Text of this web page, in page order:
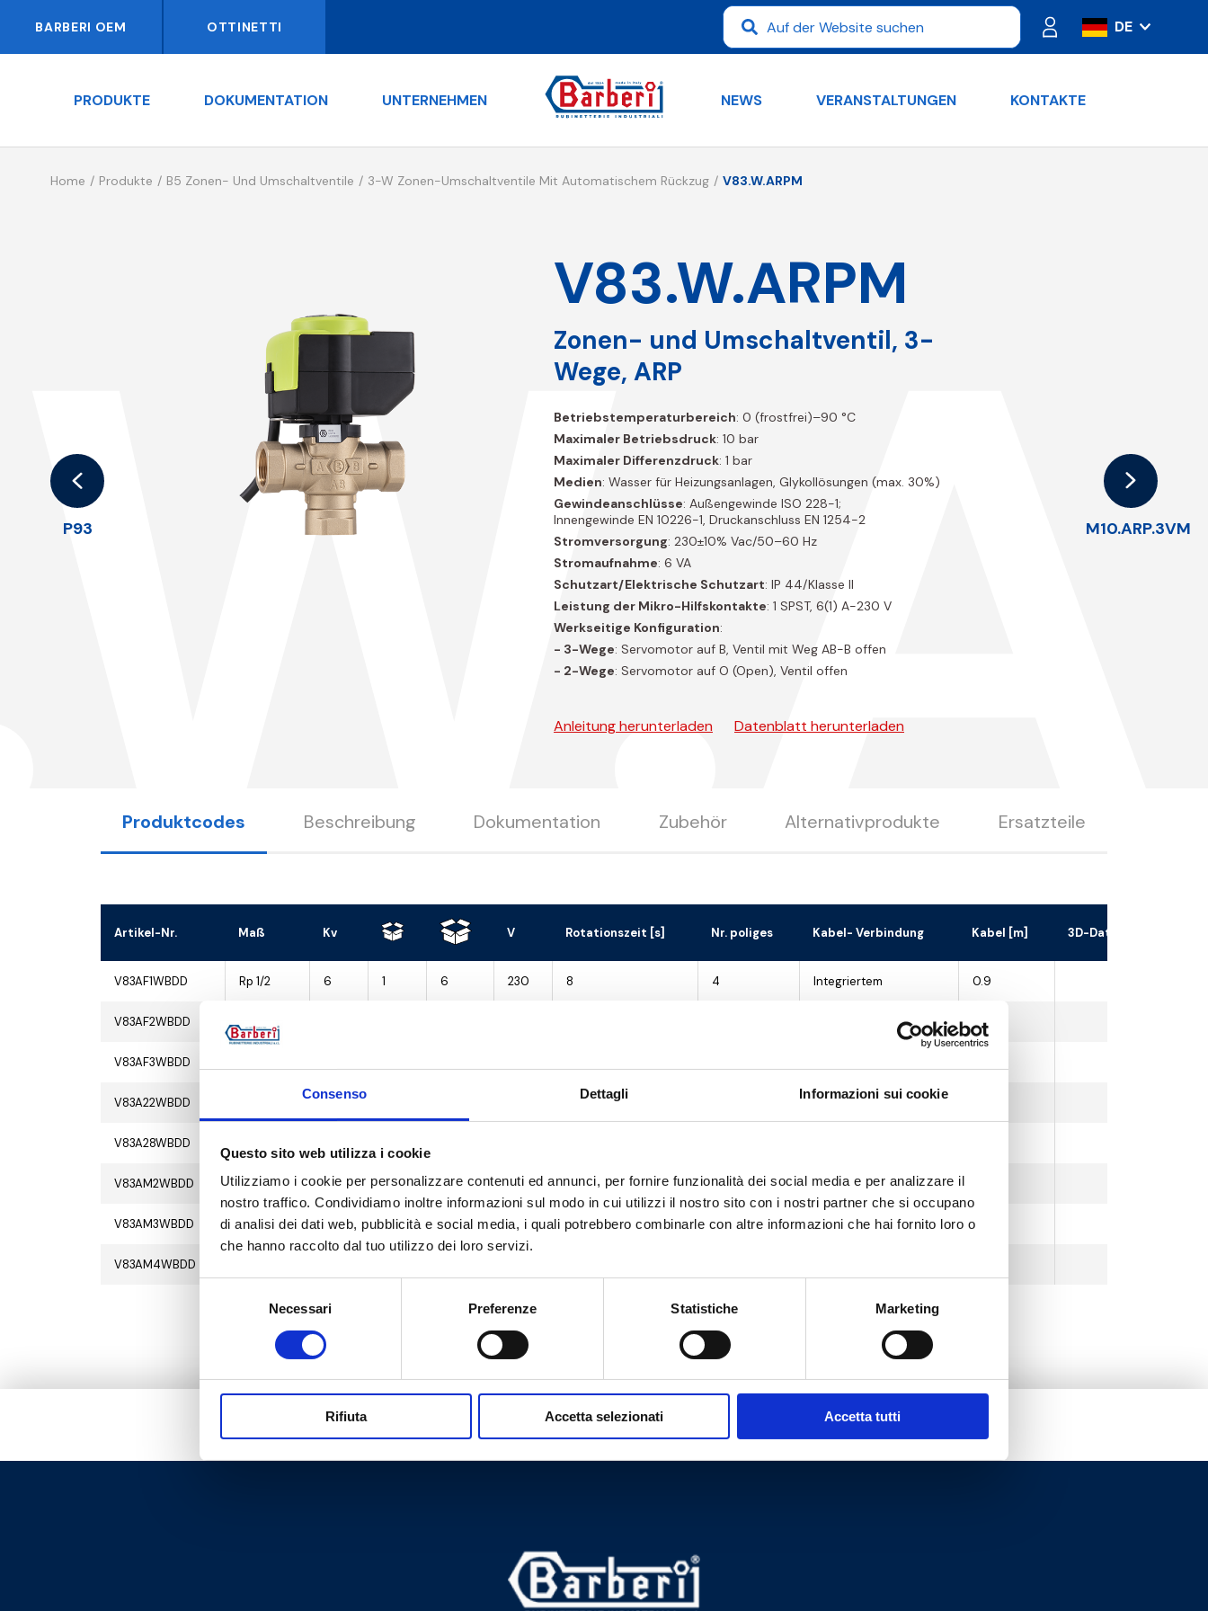
Consenso Dettagli Informazioni sui cookie
Questo sito web utilizza i cookie
Utilizziamo i cookie per personalizzare contenuti ed annunci, per fornire funzionalità dei social media e per analizzare il
nostro traffico. Condividiamo inoltre informazioni sul modo in cui utilizzi il nostro sito con i nostri partner che si occupano
di analisi dei dati web, pubblicità e social media, i quali potrebbero combinarle con altre informazioni che hai fornito loro o
che hanno raccolto dal tuo utilizzo dei loro servizi.
Necessari Preferenze Statistiche Marketing
Rifiuta Accetta selezionati Accetta tutti
BARBERI OEM OTTINETTI
DE
IT
PT
PRODUKTE DOKUMENTATION UNTERNEHMEN NEWS VERANSTALTUNGEN KONTAKTE
Home Produkte B5 Zonen- Und Umschaltventile 3-W Zonen-Umschaltventile Mit Automatischem Rückzug V83.W.ARPM
P93 M10.ARP.3VM
V83.W.ARPM
Zonen- und Umschaltventil, 3-
Wege, ARP
Betriebstemperaturbereich: 0 (frostfrei)–90 °C
Maximaler Betriebsdruck: 10 bar
Maximaler Differenzdruck: 1 bar
Medien: Wasser für Heizungsanlagen, Glykollösungen (max. 30%)
Gewindeanschlüsse: Außengewinde ISO 228-1;
Innengewinde EN 10226-1, Druckanschluss EN 1254-2
Stromversorgung: 230±10% Vac/50–60 Hz
Stromaufnahme: 6 VA
Schutzart/Elektrische Schutzart: IP 44/Klasse II
Leistung der Mikro-Hilfskontakte: 1 SPST, 6(1) A-230 V
Werkseitige Konfiguration:
- 3-Wege: Servomotor auf B, Ventil mit Weg AB-B offen
- 2-Wege: Servomotor auf O (Open), Ventil offen
Anleitung herunterladen Datenblatt herunterladen
Produktcodes Beschreibung Dokumentation Zubehör Alternativprodukte Ersatzteile
Artikel-Nr. Maß Kv V Rotationszeit [s] Nr. poliges Kabel- Verbindung Kabel [m] 3D-Datei
V83AF1WBDD Rp 1/2 6 1 6 230 8 4 Integriertem 0.9
V83AF2WBDD Rp 3/4 0.9
V83AF3WBDD
V83A22WBDD 7 Integriertem
V83A28WBDD
V83AM2WBDD G 3/4 M 7.5 1 6 230 8 4 Integriertem
V83AM3WBDD G 1 M 8 1 6 230 8 4 Integriertem 0.9
V83AM4WBDD
Brauchen Sie Hilfe?